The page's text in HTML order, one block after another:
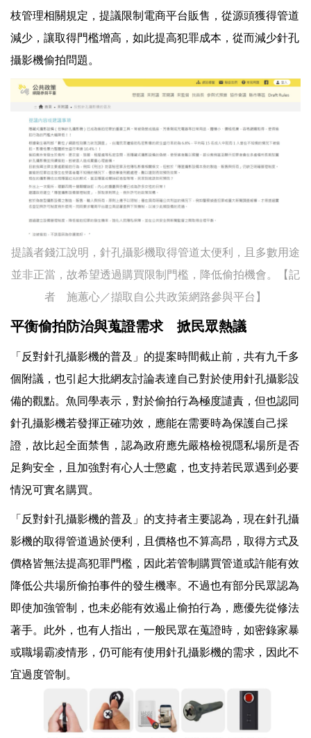
枝管理相關規定，提議限制電商平台販售，從源頭獲得管道
減少，讓取得門檻增高，如此提高犯罪成本，從而減少針孔
攝影機偷拍問題。
提議者錢江說明，針孔攝影機取得管道太便利，且多數用途
並非正當，故希望透過購買限制門檻，降低偷拍機會。【記
者 施蕙心／擷取自公共政策網路參與平台】
平衡偷拍防治與蒐證需求 掀民眾熱議
「反對針孔攝影機的普及」的提案時間截止前，共有九千多
個附議，也引起大批網友討論表達自己對於使用針孔攝影設
備的觀點。魚同學表示，對於偷拍行為極度譴責，但也認同
針孔攝影機若發揮正確功效，應能在需要時為保護自己採
證，故比起全面禁售，認為政府應先嚴格檢視隱私場所是否
足夠安全，且加強對有心人士懲處，也支持若民眾遇到必要
情況可實名購買。
「反對針孔攝影機的普及」的支持者主要認為，現在針孔攝
影機的取得管道過於便利，且價格也不算高昂，取得方式及
價格皆無法提高犯罪門檻，因此若管制購買管道或許能有效
降低公共場所偷拍事件的發生機率。不過也有部分民眾認為
即使加強管制，也未必能有效遏止偷拍行為，應優先從修法
著手。此外，也有人指出，一般民眾在蒐證時，如密錄家暴
或職場霸凌情形，仍可能有使用針孔攝影機的需求，因此不
宜過度管制。